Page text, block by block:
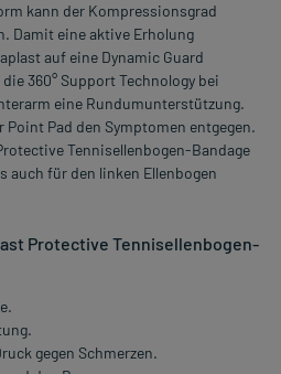
kann der Kompressionsgrad
Damit eine aktive Erholung
auf eine Dynamic Guard
360° Support Technology bei
eine Rundumunterstützung.
Point Pad den Symptomen entgegen.
Tennisellenbogen-Bandage
auch für den linken Ellenbogen
Protective Tennisellenbogen-
gegen Schmerzen.